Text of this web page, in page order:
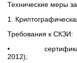
Технические меры
1.
Требования к СКЗИ:
• сертификация
2012);